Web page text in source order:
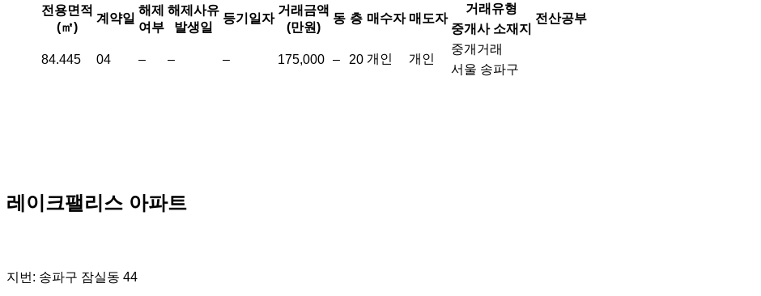
전용면적
(㎡)
계약일
해제
여부
해제사유
발생일
등기일자
거래금액
(만원)
동 층 매수자 매도자
거래유형
전산공부
중개사 소재지
84.445 04 – – – 175,000 – 20 개인 개인
중개거래
서울 송파구
레이크팰리스 아파트
지번: 송파구 잠실동 44